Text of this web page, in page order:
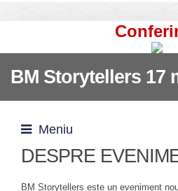
BM Storytellers 17
Meniu
DESPRE
BM Storytellers este un eveniment